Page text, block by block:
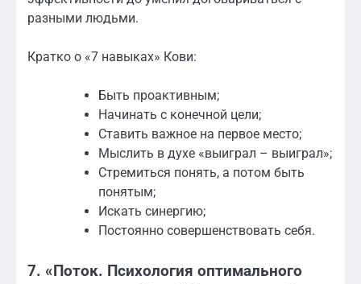
разными людьми.
Кратко о «7 навыках» Кови:
Быть проактивным;
Начинать с конечной цели;
Ставить важное на первое место;
Мыслить в духе «выиграл – выиграл»;
Стремиться понять, а потом быть
понятым;
Искать синергию;
Постоянно совершенствовать себя.
7. «Поток. Психология оптимального